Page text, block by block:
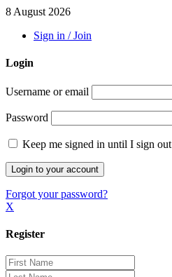
8 August 2026
Sign in / Join
Login
Username or email
Password
Keep me signed in until I sign out
Forgot your password?
X
Register